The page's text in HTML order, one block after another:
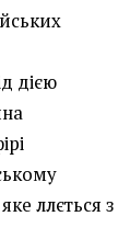
дією
ллється з